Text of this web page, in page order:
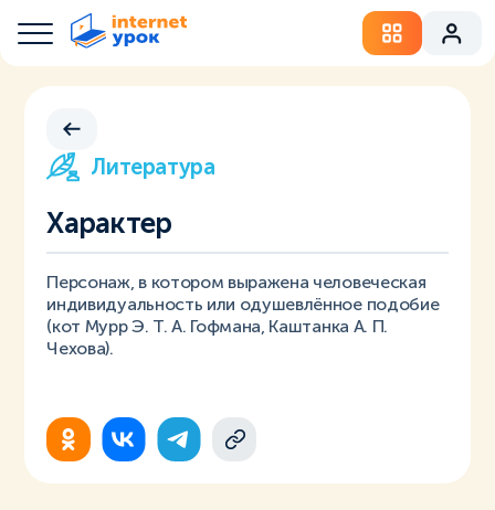
Литература
Характер
Персонаж, в котором выражена человеческая
индивидуальность или одушевлённое подобие
(кот Мурр Э. Т. А. Гофмана, Каштанка А. П.
Чехова).